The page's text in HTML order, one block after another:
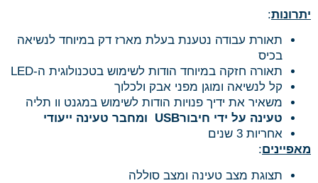
יתרונות:
תאורת עבודה נטענת בעלת מארז דק במיוחד לנשיאה
בכיס
תאורה חזקה במיוחד הודות לשימוש בטכנולוגית ה-LED
קל לנשיאה ומוגן מפני אבק ולכלוך
משאיר את ידיך פנויות הודות לשימוש במגנט וו תליה
טעינה על ידי חיבורUSB
ומחבר טעינה ייעודי
אחריות 3 שנים
מאפיינים:
תצוגת מצב טעינה ומצב סוללה